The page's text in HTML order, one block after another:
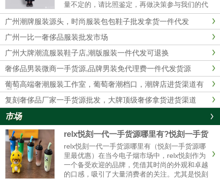
量不定的，请比照鉴定，再做决策参与我们的代
理商。 我们的服装不管做工、用材，原产地都是
和淘宝店铺的衣服彻底不同的，所以本质没有对
比性，也完全没必要性比较......
广州潮牌服装源头，时尚服装包包鞋子批发拿货一件代发
广州一比一奢侈品服装批发市场
广州大牌潮流服装鞋子店,潮版服装一件代发可退换
奢侈品男装微商一手货源,品牌男装免代理费一件代发货源
葡萄高端奢潮服装工作室，葡萄奢潮档口，潮牌店进货渠道有
哪些？
复刻奢侈品厂家一手货源批发，大牌顶级奢侈拿货进货渠道
市场
relx悦刻一代一手货源哪里有?悦刻一手货
源哪里最优惠
relx悦刻一代一手货源哪里有（悦刻一手货源哪
里最优惠）在当今电子烟市场中，relx悦刻作为
一个备受欢迎的品牌，凭借其时尚的外观和卓越
的口感，吸引了大量消费者的关注。尤其是悦刻